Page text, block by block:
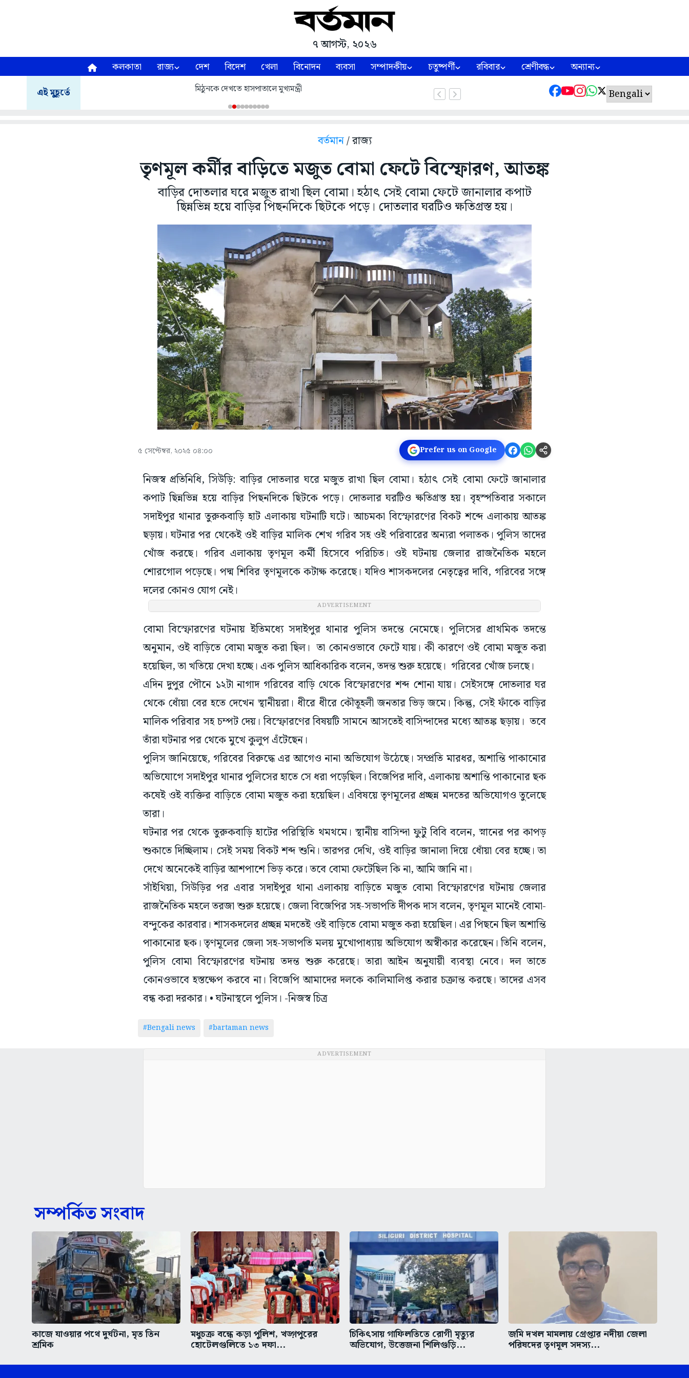
৭ আগস্ট, ২০২৬
কলকাতা রাজ্য দেশ বিদেশ খেলা বিনোদন ব্যবসা সম্পাদকীয় চতুষ্পর্ণী রবিবার শ্রেণীবদ্ধ অন্যান্য
এই মুহূর্তে মিঠুনকে দেখতে হাসপাতালে মুখ্যমন্ত্রী
বর্তমান/ রাজ্য
তৃণমূল কর্মীর বাড়িতে মজুত বোমা ফেটে বিস্ফোরণ, আতঙ্ক
বাড়ির দোতলার ঘরে মজুত রাখা ছিল বোমা। হঠাৎ সেই বোমা ফেটে জানালার কপাট
ছিন্নভিন্ন হয়ে বাড়ির পিছনদিকে ছিটকে পড়ে। দোতলার ঘরটিও ক্ষতিগ্রস্ত হয়।
৫ সেপ্টেম্বর, ২০২৫ ০৪:০০ Prefer us on Google
নিজস্ব প্রতিনিধি, সিউড়ি: বাড়ির দোতলার ঘরে মজুত রাখা ছিল বোমা। হঠাৎ সেই বোমা ফেটে জানালার
কপাট ছিন্নভিন্ন হয়ে বাড়ির পিছনদিকে ছিটকে পড়ে। দোতলার ঘরটিও ক্ষতিগ্রস্ত হয়। বৃহস্পতিবার সকালে
সদাইপুর থানার তুরুকবাড়ি হাট এলাকায় ঘটনাটি ঘটে। আচমকা বিস্ফোরণের বিকট শব্দে এলাকায় আতঙ্ক
ছড়ায়। ঘটনার পর থেকেই ওই বাড়ির মালিক শেখ গরিব সহ ওই পরিবারের অন্যরা পলাতক। পুলিস তাদের
খোঁজ করছে। গরিব এলাকায় তৃণমূল কর্মী হিসেবে পরিচিত। ওই ঘটনায় জেলার রাজনৈতিক মহলে
শোরগোল পড়েছে। পদ্ম শিবির তৃণমূলকে কটাক্ষ করেছে। যদিও শাসকদলের নেতৃত্বের দাবি, গরিবের সঙ্গে
দলের কোনও যোগ নেই।
ADVERTISEMENT
বোমা বিস্ফোরণের ঘটনায় ইতিমধ্যে সদাইপুর থানার পুলিস তদন্তে নেমেছে। পুলিসের প্রাথমিক তদন্তে
অনুমান, ওই বাড়িতে বোমা মজুত করা ছিল। তা কোনওভাবে ফেটে যায়। কী কারণে ওই বোমা মজুত করা
হয়েছিল, তা খতিয়ে দেখা হচ্ছে। এক পুলিস আধিকারিক বলেন, তদন্ত শুরু হয়েছে। গরিবের খোঁজ চলছে।
এদিন দুপুর পৌনে ১২টা নাগাদ গরিবের বাড়ি থেকে বিস্ফোরণের শব্দ শোনা যায়। সেইসঙ্গে দোতলার ঘর
থেকে ধোঁয়া বের হতে দেখেন স্থানীয়রা। ধীরে ধীরে কৌতূহলী জনতার ভিড় জমে। কিন্তু, সেই ফাঁকে বাড়ির
মালিক পরিবার সহ চম্পট দেয়। বিস্ফোরণের বিষয়টি সামনে আসতেই বাসিন্দাদের মধ্যে আতঙ্ক ছড়ায়। তবে
তাঁরা ঘটনার পর থেকে মুখে কুলুপ এঁটেছেন।
পুলিস জানিয়েছে, গরিবের বিরুদ্ধে এর আগেও নানা অভিযোগ উঠেছে। সম্প্রতি মারধর, অশান্তি পাকানোর
অভিযোগে সদাইপুর থানার পুলিসের হাতে সে ধরা পড়েছিল। বিজেপির দাবি, এলাকায় অশান্তি পাকানোর ছক
কষেই ওই ব্যক্তির বাড়িতে বোমা মজুত করা হয়েছিল। এবিষয়ে তৃণমূলের প্রচ্ছন্ন মদতের অভিযোগও তুলেছে
তারা।
ঘটনার পর থেকে তুরুকবাড়ি হাটের পরিস্থিতি থমথমে। স্থানীয় বাসিন্দা ফুটু বিবি বলেন, স্নানের পর কাপড়
শুকাতে দিচ্ছিলাম। সেই সময় বিকট শব্দ শুনি। তারপর দেখি, ওই বাড়ির জানালা দিয়ে ধোঁয়া বের হচ্ছে। তা
দেখে অনেকেই বাড়ির আশপাশে ভিড় করে। তবে বোমা ফেটেছিল কি না, আমি জানি না।
সাঁইথিয়া, সিউড়ির পর এবার সদাইপুর থানা এলাকায় বাড়িতে মজুত বোমা বিস্ফোরণের ঘটনায় জেলার
রাজনৈতিক মহলে তরজা শুরু হয়েছে। জেলা বিজেপির সহ-সভাপতি দীপক দাস বলেন, তৃণমূল মানেই বোমা-
বন্দুকের কারবার। শাসকদলের প্রচ্ছন্ন মদতেই ওই বাড়িতে বোমা মজুত করা হয়েছিল। এর পিছনে ছিল অশান্তি
পাকানোর ছক। তৃণমূলের জেলা সহ-সভাপতি মলয় মুখোপাধ্যায় অভিযোগ অস্বীকার করেছেন। তিনি বলেন,
পুলিস বোমা বিস্ফোরণের ঘটনায় তদন্ত শুরু করেছে। তারা আইন অনুযায়ী ব্যবস্থা নেবে। দল তাতে
কোনওভাবে হস্তক্ষেপ করবে না। বিজেপি আমাদের দলকে কালিমালিপ্ত করার চক্রান্ত করছে। তাদের এসব
বন্ধ করা দরকার। • ঘটনাস্থলে পুলিস। -নিজস্ব চিত্র
#Bengali news #bartaman news
ADVERTISEMENT
সম্পর্কিত সংবাদ
কাজে যাওয়ার পথে দুর্ঘটনা, মৃত তিন
শ্রমিক
মধুচক্র বন্ধে কড়া পুলিশ, খড়্গপুরের
হোটেলগুলিতে ১৩ দফা...
চিকিৎসায় গাফিলতিতে রোগী মৃত্যুর
অভিযোগ, উত্তেজনা শিলিগুড়ি...
জমি দখল মামলায় গ্রেপ্তার নদীয়া জেলা
পরিষদের তৃণমূল সদস্য...